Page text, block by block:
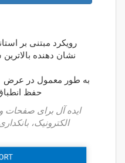
رویکرد مبتنی بر
نشان دهنده
به طور معمول در عرض 1-3 روز صادر می شود
حفظ
ایده آل برای
الکترونیک،